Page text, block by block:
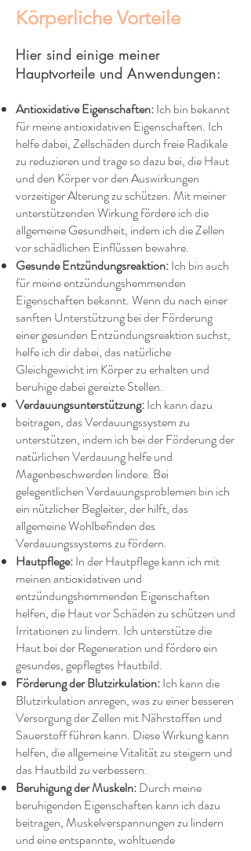
Körperliche Vorteile
Hier sind einige meiner
Hauptvorteile und Anwendungen:
Antioxidative Eigenschaften:Ich bin bekannt
für meine antioxidativen Eigenschaften. Ich
helfe dabei, Zellschäden durch freie Radikale
zu reduzieren und trage so dazu bei, die Haut
und den Körper vor den Auswirkungen
vorzeitiger Alterung zu schützen. Mit meiner
unterstützenden Wirkung fördere ich die
allgemeine Gesundheit, indem ich die Zellen
vor schädlichen Einflüssen bewahre.
Gesunde Entzündungsreaktion:Ich bin auch
für meine entzündungshemmenden
Eigenschaften bekannt. Wenn du nach einer
sanften Unterstützung bei der Förderung
einer gesunden Entzündungsreaktion suchst,
helfe ich dir dabei, das natürliche
Gleichgewicht im Körper zu erhalten und
beruhige dabei gereizte Stellen.
Verdauungsunterstützung:Ich kann dazu
beitragen, das Verdauungssystem zu
unterstützen, indem ich bei der Förderung der
natürlichen Verdauung helfe und
Magenbeschwerden lindere. Bei
gelegentlichen Verdauungsproblemen bin ich
ein nützlicher Begleiter, der hilft, das
allgemeine Wohlbefinden des
Verdauungssystems zu fördern.
Hautpflege:In der Hautpflege kann ich mit
meinen antioxidativen und
entzündungshemmenden Eigenschaften
helfen, die Haut vor Schäden zu schützen und
Irritationen zu lindern. Ich unterstütze die
Haut bei der Regeneration und fördere ein
gesundes, gepflegtes Hautbild.
Förderung der Blutzirkulation:Ich kann die
Blutzirkulation anregen, was zu einer besseren
Versorgung der Zellen mit Nährstoffen und
Sauerstoff führen kann. Diese Wirkung kann
helfen, die allgemeine Vitalität zu steigern und
das Hautbild zu verbessern.
Beruhigung der Muskeln:Durch meine
beruhigenden Eigenschaften kann ich dazu
beitragen, Muskelverspannungen zu lindern
und eine entspannte, wohltuende